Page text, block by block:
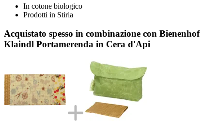
In cotone biologico
Prodotti in Stiria
Acquistato spesso in combinazione con Bienenhof
Klaindl Portamerenda in Cera d'Api